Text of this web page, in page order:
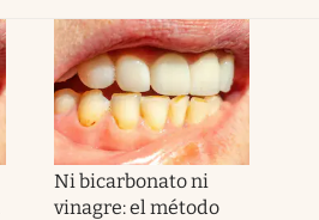
Ni bicarbonato ni
vinagre: el método